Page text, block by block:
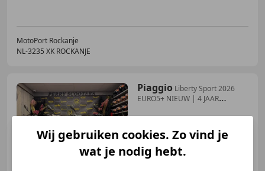
MotoPort Rockanje
NL-3235 XK ROCKANJE
Piaggio Liberty Sport 2026
EURO5+ NIEUW | 4 JAAR
€ 2.630 1
Wij gebruiken cookies. Zo vind je
wat je nodig hebt.